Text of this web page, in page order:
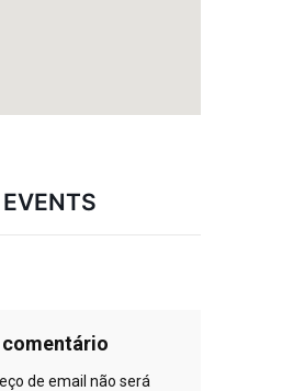
comentário
de email não será